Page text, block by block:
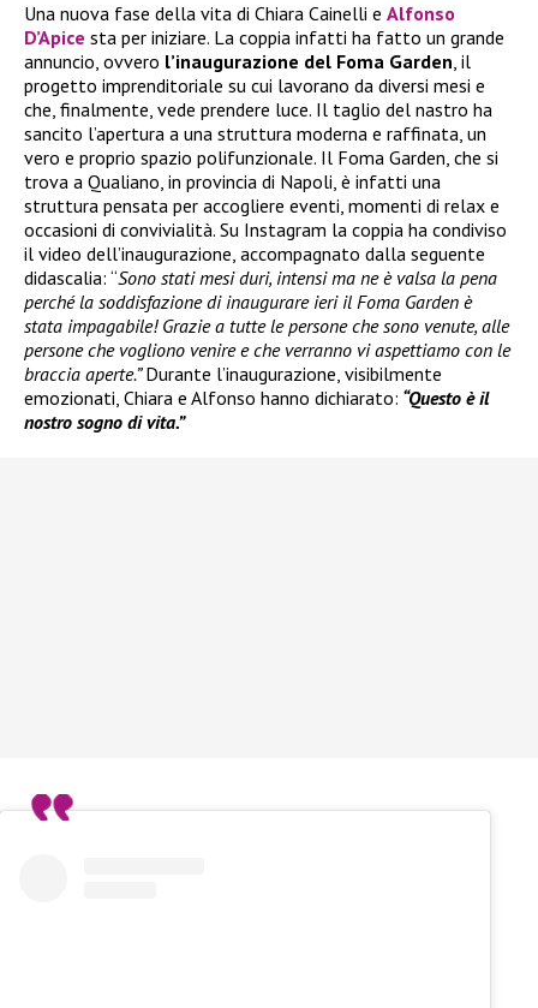
Una nuova fase della vita di Chiara Cainelli e Alfonso
D’Apice sta per iniziare. La coppia infatti ha fatto un grande
annuncio, ovvero l’inaugurazione del Foma Garden, il
progetto imprenditoriale su cui lavorano da diversi mesi e
che, finalmente, vede prendere luce. Il taglio del nastro ha
sancito l’apertura a una struttura moderna e raffinata, un
vero e proprio spazio polifunzionale. Il Foma Garden, che si
trova a Qualiano, in provincia di Napoli, è infatti una
struttura pensata per accogliere eventi, momenti di relax e
occasioni di convivialità. Su Instagram la coppia ha condiviso
il video dell’inaugurazione, accompagnato dalla seguente
didascalia: “Sono stati mesi duri, intensi ma ne è valsa la pena
perché la soddisfazione di inaugurare ieri il Foma Garden è
stata impagabile! Grazie a tutte le persone che sono venute, alle
persone che vogliono venire e che verranno vi aspettiamo con le
braccia aperte.”Durante l’inaugurazione, visibilmente
emozionati, Chiara e Alfonso hanno dichiarato: “Questo è il
nostro sogno di vita.”